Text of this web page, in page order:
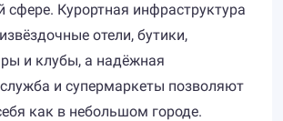
сфере. Курортная инфраструктура
отели, бутики,
и клубы, а надёжная
и супермаркеты позволяют
как в небольшом городе.